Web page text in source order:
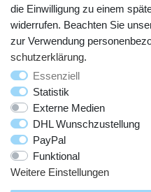
© Copyright 2025 webtotrade
die Einwilligung zu einem
widerrufen. Beachten Sie
zur Verwendung
schutz­erklärung.
Essenziell
Statistik
Externe Medien
DHL Wunschzustellung
PayPal
Funktional
Weitere Einstellungen